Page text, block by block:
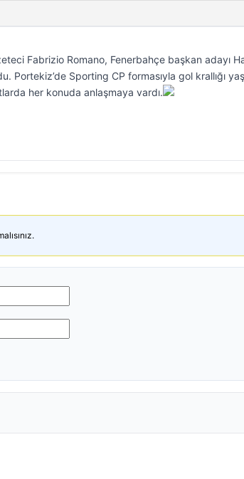
Fabrizio Romano, Fenerbahçe başkan adayı
Portekiz’de Sporting CP formasıyla gol krallığı
her konuda anlaşmaya vardı.